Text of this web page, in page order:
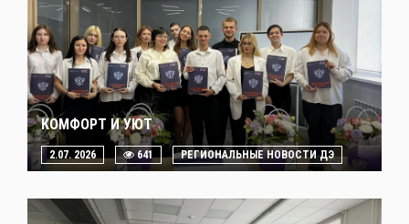
КОМФОРТ И УЮТ
2.07. 2026 641 РЕГИОНАЛЬНЫЕ НОВОСТИ ДЭ